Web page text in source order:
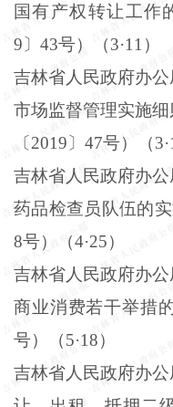
国有产权转让工作
9〕 43号）（3·11 ）
吉林省人民政府办
市场监督管理实施
〔2019〕 47号）（3·
吉林省人民政府办
药品检查员队伍的
8号）（4·25）
吉林省人民政府办
商业消费若干举措
号）（5·18）
吉林省人民政府办